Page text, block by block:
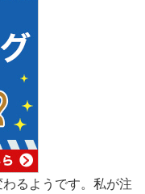
るようです。私が注